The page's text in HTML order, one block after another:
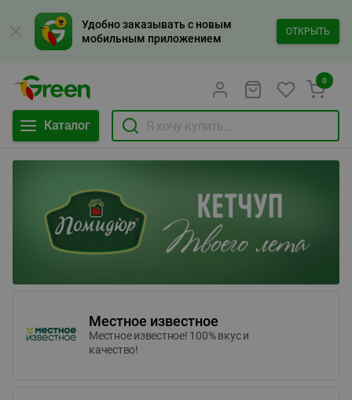
Удобно заказывать с новым
мобильным приложением
ОТКРЫТЬ
Каталог
0
Местное известное
Местное известное! 100% вкус и
качество!